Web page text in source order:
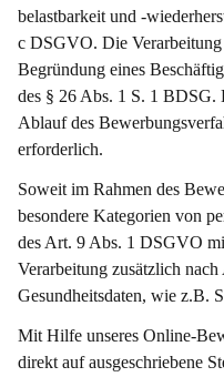
belastbarkeit und -
c DSGVO. Die
Begründung eines
des § 26 Abs. 1 S. 1 BDSG.
Ablauf des
erforderlich.
Soweit im Rahmen des
besondere Kategorien von
des Art. 9 Abs. 1 DSGVO
Verarbeitung zusätzlich
Gesundheitsdaten, wie z.B.
Mit Hilfe unseres Online-
direkt auf ausgeschriebene